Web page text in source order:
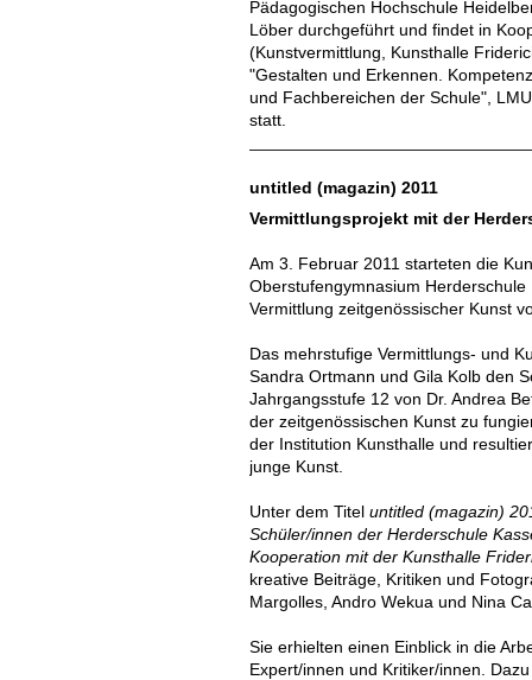
Pädagogischen Hochschule
Löber durchgeführt und findet in
(Kunstvermittlung, Kunsthalle
"Gestalten und Erkennen.
und Fachbereichen der Schule",
statt.
untitled (magazin) 2011
Vermittlungsprojekt mit der
Am 3. Februar 2011 starteten die
Oberstufengymnasium
Vermittlung zeitgenössischer Kunst
Das mehrstufige Vermittlungs- und
Sandra Ortmann und Gila Kolb den
Jahrgangsstufe 12 von Dr. Andrea
der zeitgenössischen Kunst zu
der Institution Kunsthalle und
junge Kunst.
Unter dem Titel untitled (magazin)
Schüler/innen der Herderschule
Kooperation mit der Kunsthalle
kreative Beiträge, Kritiken und
Margolles, Andro Wekua und Nina
Sie erhielten einen Einblick in die
Expert/innen und Kritiker/innen.